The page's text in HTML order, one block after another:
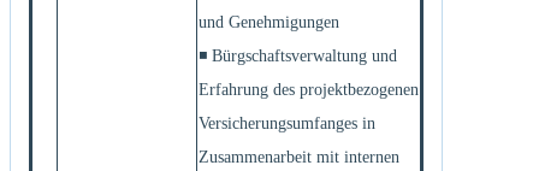
und Genehmigungen
◾ Bürgschaftsverwaltung und
Erfahrung des projektbezogenen
Versicherungsumfanges in
Zusammenarbeit mit internen